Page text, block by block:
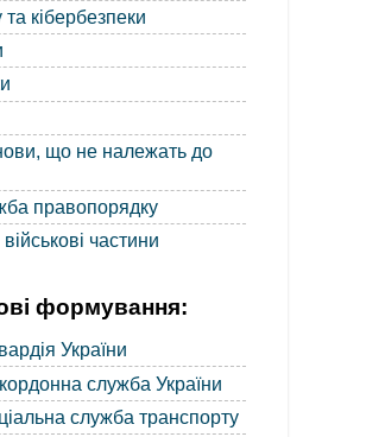
та кібербезпеки
що не належать до
правопорядку
частини
формування:
України
служба України
служба транспорту